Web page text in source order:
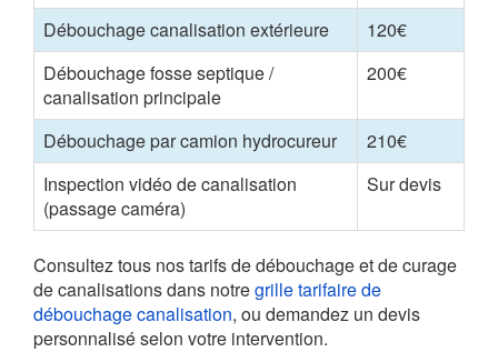
Débouchage canalisation extérieure
120€
Débouchage fosse septique /
canalisation principale
200€
Débouchage par camion hydrocureur
210€
Inspection vidéo de canalisation
(passage caméra)
Sur devis
Consultez tous nos tarifs de débouchage et de curage
de canalisations dans notregrille tarifaire de
débouchage canalisation, ou demandez un devis
personnalisé selon votre intervention.